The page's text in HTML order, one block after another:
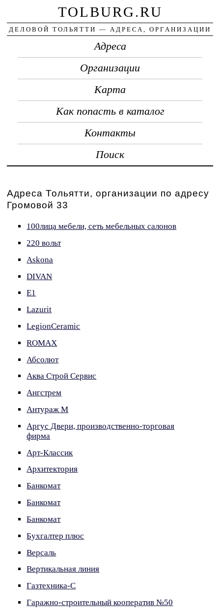
TOLBURG.RU
ДЕЛОВОЙ ТОЛЬЯТТИ — АДРЕСА, ОРГАНИЗАЦИИ
Адреса
Организации
Карта
Как попасть в каталог
Контакты
Поиск
Адреса Тольятти, организации по адресу
Громовой 33
100лица мебели, сеть мебельных салонов
220 вольт
Askona
DIVAN
E1
Lazurit
LegionCeramic
ROMAX
Абсолют
Аква Строй Сервис
Ангстрем
Антураж М
Аргус Двери, производственно-торговая
фирма
Арт-Классик
Архитектория
Банкомат
Банкомат
Банкомат
Бухгалтер плюс
Версаль
Вертикальная линия
Газтехника-С
Гаражно-строительный кооператив №50